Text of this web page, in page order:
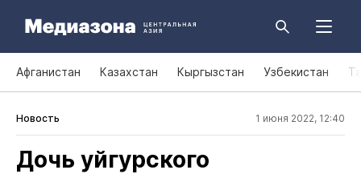
Афганистан Казахстан Кыргызстан Узбекистан
Новость 1 июня 2022, 12:40
Дочь уйгурского